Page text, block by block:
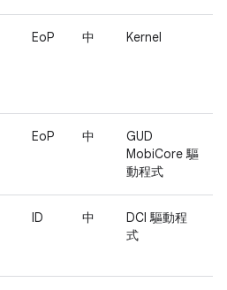
EoP 中 Kernel
EoP 中
GUD
MobiCore 驅
動程式
ID 中
DCI 驅動程
式